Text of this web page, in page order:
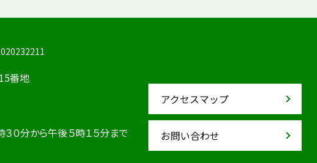
番地
０分から午後５時１５分まで
アクセスマップ
お問い合わせ